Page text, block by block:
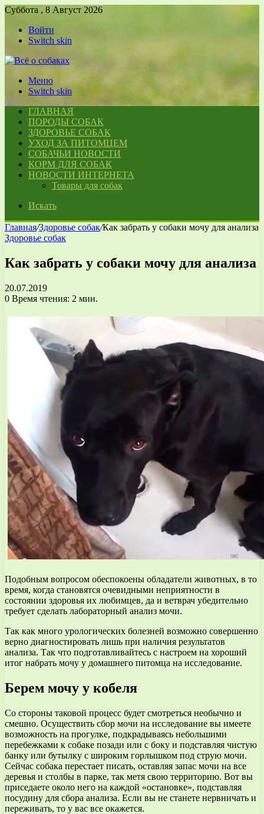
Суббота , 8 Август 2026
Войти
Switch skin
Меню
Switch skin
ГЛАВНАЯ
ПОРОДЫ СОБАК
ЗДОРОВЬЕ СОБАК
УХОД ЗА ПИТОМЦЕМ
СОБАЧЬИ НОВОСТИ
КОРМ ДЛЯ СОБАК
НОВОСТИ ИНТЕРНЕТА
Товары для собак
Искать
Главная/Здоровье собак/Как забрать у собаки мочу для анализа
Здоровье собак
Как забрать у собаки мочу для анализа
20.07.2019
0 Время чтения: 2 мин.
Подобным вопросом обеспокоены обладатели животных, в то
время, когда становятся очевидными неприятности в
состоянии здоровья их любимцев, да и ветврач убедительно
требует сделать лабораторный анализ мочи.
Так как много урологических болезней возможно совершенно
верно диагностировать лишь при наличия результатов
анализа. Так что подготавливайтесь с настроем на хороший
итог набрать мочу у домашнего питомца на исследование.
Берем мочу у кобеля
Со стороны таковой процесс будет смотреться необычно и
смешно. Осуществить сбор мочи на исследование вы имеете
возможность на прогулке, подкрадываясь небольшими
перебежками к собаке позади или с боку и подставляя чистую
банку или бутылку с широким горлышком под струю мочи.
Сейчас собака перестает писать, оставляя запас мочи на все
деревья и столбы в парке, так метя свою территорию. Вот вы
приседаете около него на каждой «остановке», подставляя
посудину для сбора анализа. Если вы не станете нервничать и
переживать, то у вас все окажется.